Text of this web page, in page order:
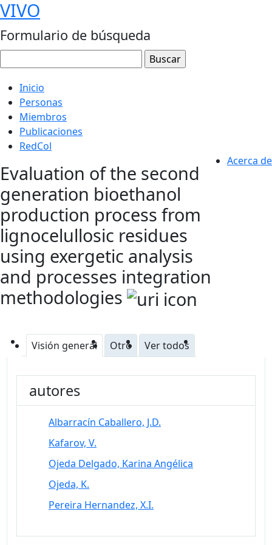
VIVO
Formulario de búsqueda
Inicio
Personas
Miembros
Publicaciones
RedCol
Acerca de
Evaluation of the second
generation bioethanol
production process from
lignocelullosic residues
using exergetic analysis
and processes integration
methodologies
Visión general Otro Ver todos
autores
Albarracín Caballero, J.D.
Kafarov, V.
Ojeda Delgado, Karina Angélica
Ojeda, K.
Pereira Hernandez, X.I.